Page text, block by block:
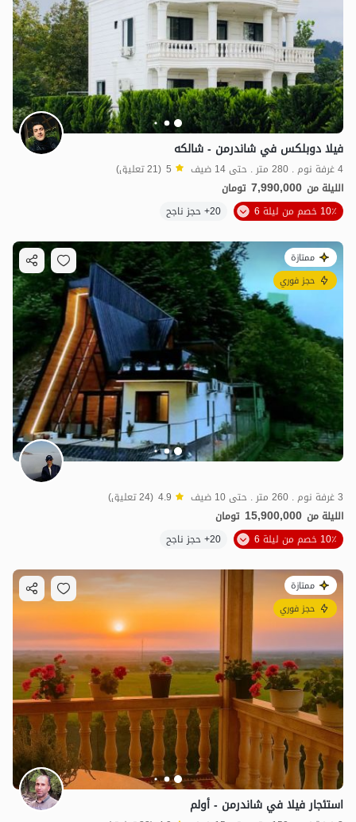
3مليون ت 4.9
فيلا دوبلكس في شاندرمن - شالكه
4 غرفة نوم . 280 متر . حتى 14 ضيف 5 (21 تعليق)
الليلة من 7,990,000 تومان
10٪ خصم من ليلة 6
20+ حجز ناجح
ممتازة
حجز فوري
3 غرفة نوم . 260 متر . حتى 10 ضيف 4.9 (24 تعليق)
الليلة من 15,900,000 تومان
10٪ خصم من ليلة 6
20+ حجز ناجح
ممتازة
حجز فوري
استئجار فيلا في شاندرمن - أولم